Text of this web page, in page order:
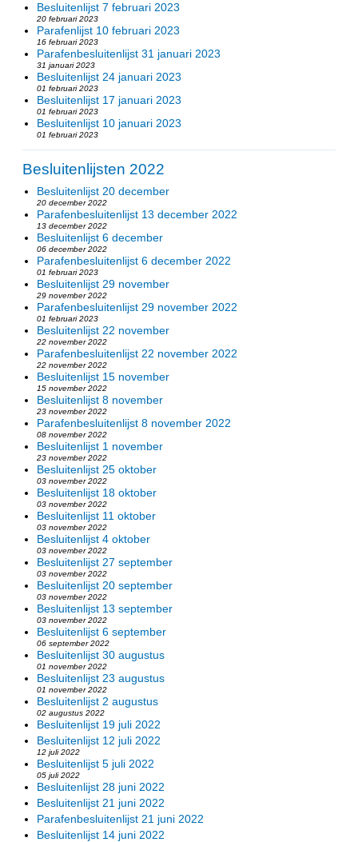
Besluitenlijst 7 februari 2023
20 februari 2023
Parafenlijst 10 februari 2023
16 februari 2023
Parafenbesluitenlijst 31 januari 2023
31 januari 2023
Besluitenlijst 24 januari 2023
01 februari 2023
Besluitenlijst 17 januari 2023
01 februari 2023
Besluitenlijst 10 januari 2023
01 februari 2023
Besluitenlijsten 2022
Besluitenlijst 20 december
20 december 2022
Parafenbesluitenlijst 13 december 2022
13 december 2022
Besluitenlijst 6 december
06 december 2022
Parafenbesluitenlijst 6 december 2022
01 februari 2023
Besluitenlijst 29 november
29 november 2022
Parafenbesluitenlijst 29 november 2022
01 februari 2023
Besluitenlijst 22 november
22 november 2022
Parafenbesluitenlijst 22 november 2022
22 november 2022
Besluitenlijst 15 november
15 november 2022
Besluitenlijst 8 november
23 november 2022
Parafenbesluitenlijst 8 november 2022
08 november 2022
Besluitenlijst 1 november
23 november 2022
Besluitenlijst 25 oktober
03 november 2022
Besluitenlijst 18 oktober
03 november 2022
Besluitenlijst 11 oktober
03 november 2022
Besluitenlijst 4 oktober
03 november 2022
Besluitenlijst 27 september
03 november 2022
Besluitenlijst 20 september
03 november 2022
Besluitenlijst 13 september
03 november 2022
Besluitenlijst 6 september
06 september 2022
Besluitenlijst 30 augustus
01 november 2022
Besluitenlijst 23 augustus
01 november 2022
Besluitenlijst 2 augustus
02 augustus 2022
Besluitenlijst 19 juli 2022
Besluitenlijst 12 juli 2022
12 juli 2022
Besluitenlijst 5 juli 2022
05 juli 2022
Besluitenlijst 28 juni 2022
Besluitenlijst 21 juni 2022
Parafenbesluitenlijst 21 juni 2022
Besluitenlijst 14 juni 2022